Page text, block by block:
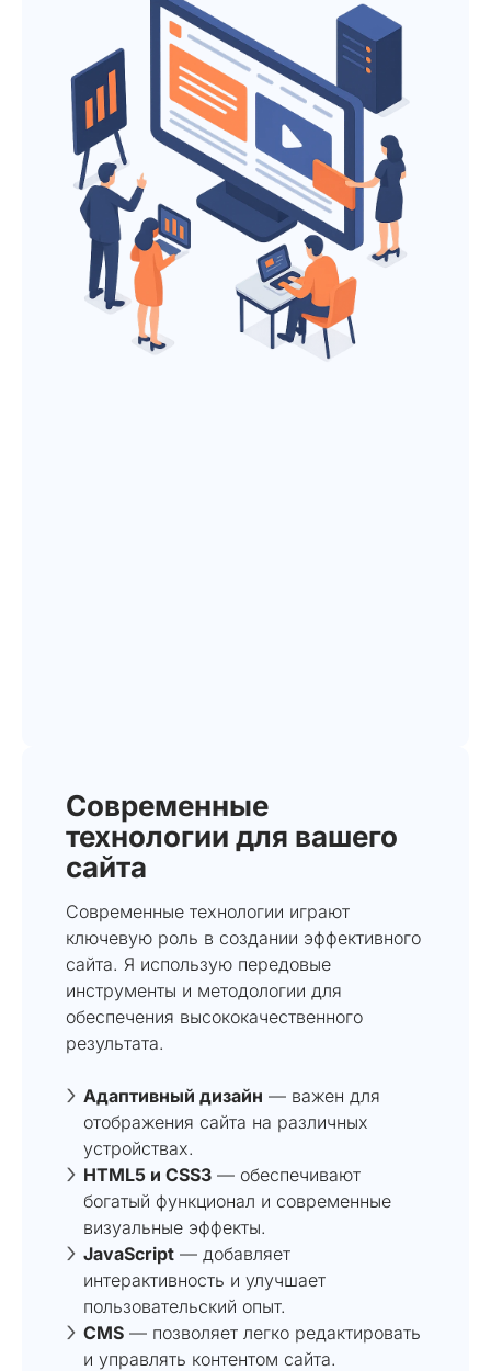
Современные
технологии для вашего
сайта
Современные технологии играют
ключевую роль в создании эффективного
сайта. Я использую передовые
инструменты и методологии для
обеспечения высококачественного
результата.
Адаптивный дизайн — важен для
отображения сайта на различных
устройствах.
HTML5 и CSS3 — обеспечивают
богатый функционал и современные
визуальные эффекты.
JavaScript — добавляет
интерактивность и улучшает
пользовательский опыт.
CMS — позволяет легко редактировать
и управлять контентом сайта.